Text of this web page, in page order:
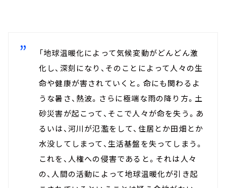
「地球温暖化によって気候変動がどんどん激
化し、深刻になり、そのことによって人々の生
命や健康が害されていくと。命にも関わるよ
うな暑さ、熱波。さらに極端な雨の降り方。土
砂災害が起こって、そこで人々が命を失う。あ
るいは、河川が氾濫をして、住居とか田畑とか
水没してしまって、生活基盤を失ってしまう。
これを、人権への侵害であると。それは人々
の、人間の活動によって地球温暖化が引き起